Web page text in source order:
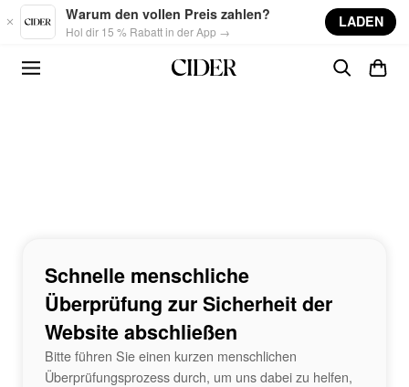
Skip to main content
Warum den vollen Preis zahlen?
Hol dir 15 % Rabatt in der App →
LADEN
Schnelle menschliche
Überprüfung zur Sicherheit der
Website abschließen
Bitte führen Sie einen kurzen menschlichen
Überprüfungsprozess durch, um uns dabei zu helfen,